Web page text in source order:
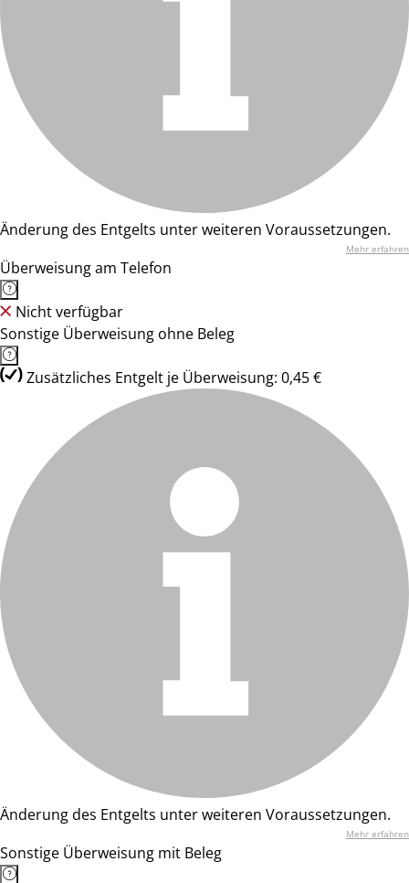
Änderung des Entgelts unter weiteren Voraussetzungen.
Mehr erfahren
Überweisung am Telefon
Nicht verfügbar
Sonstige Überweisung ohne Beleg
Zusätzliches Entgelt je Überweisung: 0,45 €
Änderung des Entgelts unter weiteren Voraussetzungen.
Mehr erfahren
Sonstige Überweisung mit Beleg